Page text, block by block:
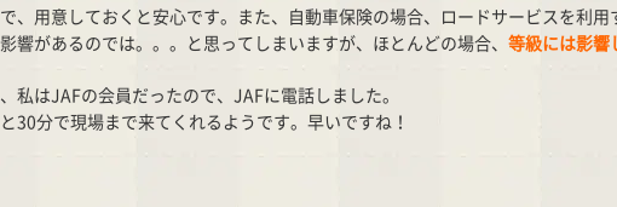
、用意しておくと安心です。また、自動車保険の場合、ロードサービスを利用
響があるのでは。。。と思ってしまいますが、ほとんどの場合、 等級には影響
私はJAFの会員だったので、JAFに電話しました。
30分で現場まで来てくれるようです。早いですね！